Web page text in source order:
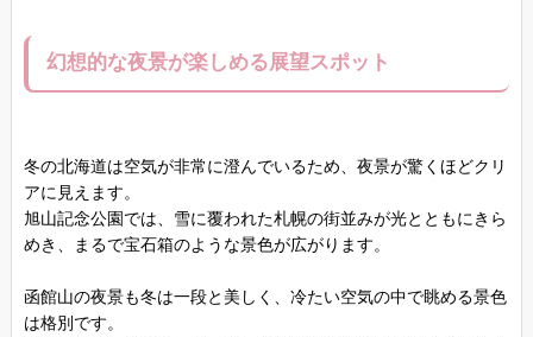
幻想的な夜景が楽しめる展望スポット
冬の北海道は空気が非常に澄んでいるため、夜景が驚くほどクリ
アに見えます。
旭山記念公園では、雪に覆われた札幌の街並みが光とともにきら
めき、まるで宝石箱のような景色が広がります。
函館山の夜景も冬は一段と美しく、冷たい空気の中で眺める景色
は格別です。